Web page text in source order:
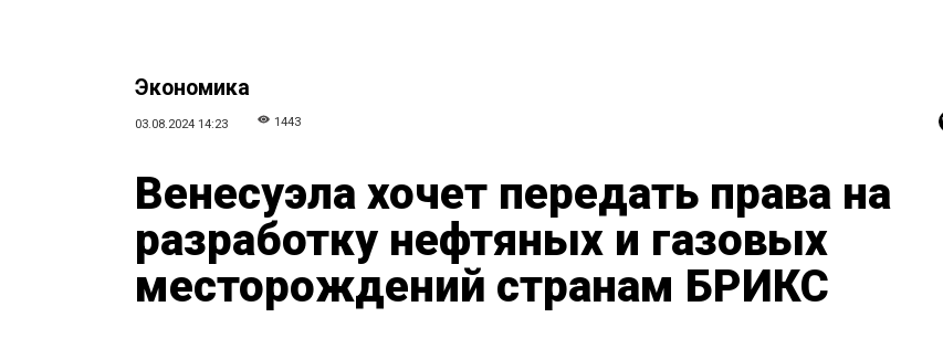
Экономика
03.08.2024 14:23 1443
Венесуэла хочет передать права на
разработку нефтяных и газовых
месторождений странам БРИКС